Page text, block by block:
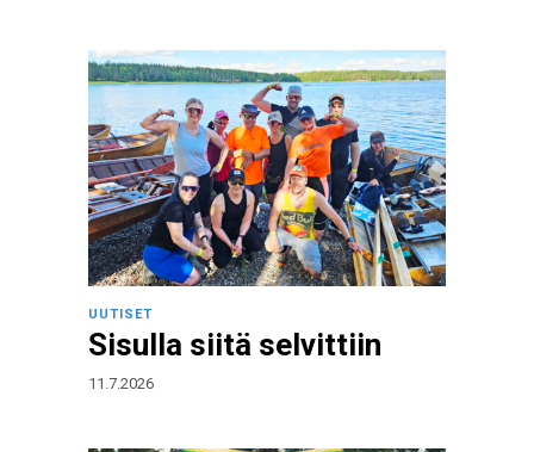
UUTISET
Sisulla siitä selvittiin
11.7.2026